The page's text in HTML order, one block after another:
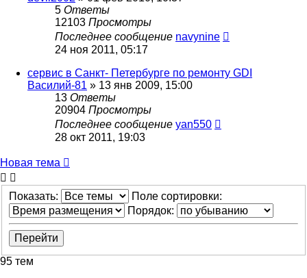
5 Ответы
12103 Просмотры
Последнее сообщение navynine
24 ноя 2011, 05:17
сервис в Санкт- Петербурге по ремонту GDI
Василий-81 » 13 янв 2009, 15:00
13 Ответы
20904 Просмотры
Последнее сообщение yan550
28 окт 2011, 19:03
Новая тема
Показать:
Поле сортировки:
Порядок:
95 тем